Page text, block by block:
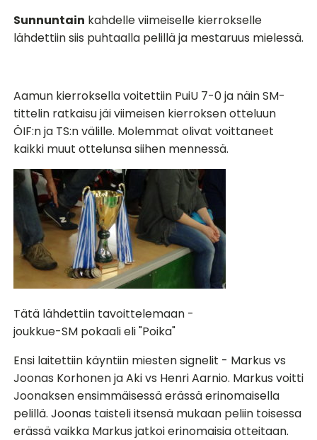
Sunnuntain kahdelle viimeiselle kierrokselle
lähdettiin siis puhtaalla pelillä ja mestaruus mielessä.
Aamun kierroksella voitettiin PuiU 7-0 ja näin SM-
tittelin ratkaisu jäi viimeisen kierroksen otteluun
ÖIF:n ja TS:n välille. Molemmat olivat voittaneet
kaikki muut ottelunsa siihen mennessä.
Tätä lähdettiin tavoittelemaan -
joukkue-SM pokaali eli "Poika"
Ensi laitettiin käyntiin miesten signelit - Markus vs
Joonas Korhonen ja Aki vs Henri Aarnio. Markus voitti
Joonaksen ensimmäisessä erässä erinomaisella
pelillä. Joonas taisteliitsensä mukaan peliin toisessa
erässä vaikka Markus jatkoi erinomaisia otteitaan.